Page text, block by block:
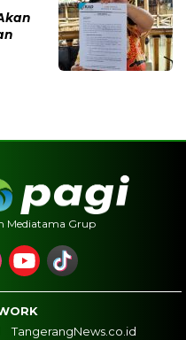
Mediatama Grup
TangerangNews.co.id